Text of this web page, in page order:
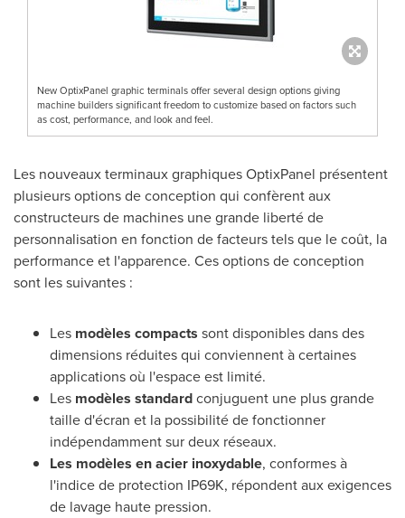
New OptixPanel graphic terminals offer several design options giving
machine builders significant freedom to customize based on factors such
as cost, performance, and look and feel.
Les nouveaux terminaux graphiques OptixPanel présentent
plusieurs options de conception qui confèrent aux
constructeurs de machines une grande liberté de
personnalisation en fonction de facteurs tels que le coût, la
performance et l'apparence. Ces options de conception
sont les suivantes :
Les modèles compacts sont disponibles dans des
dimensions réduites qui conviennent à certaines
applications où l'espace est limité.
Les modèles standardconjuguent une plus grande
taille d'écran et la possibilité de fonctionner
indépendamment sur deux réseaux.
Les modèles en acier inoxydable, conformes à
l'indice de protection IP69K, répondent aux exigences
de lavage haute pression.